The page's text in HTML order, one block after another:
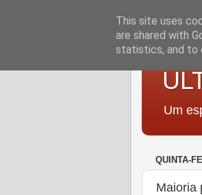
Um
QUINTA-
Maioria
This site uses
are shared with
statistics, and to